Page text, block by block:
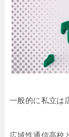
一般的に私立は